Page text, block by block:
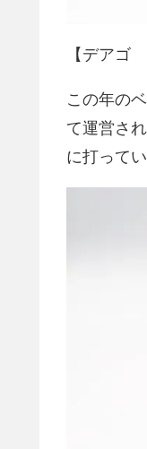
【デア
この年の
て運営さ
に打って